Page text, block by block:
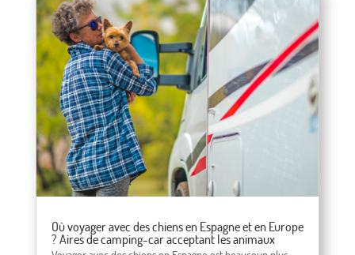
Où voyager avec des chiens en Espagne et en Europe
? Aires de camping-car acceptant les animaux